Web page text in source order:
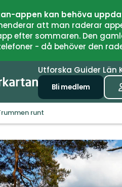
appen kan behöva
att man raderar
efter sommaren. Den
- då behöver den
Utforska Guider Län
Bli medlem
runt